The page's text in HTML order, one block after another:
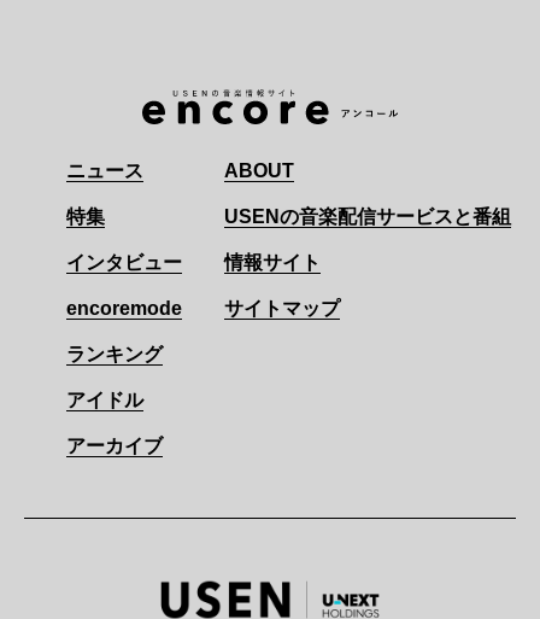
ニュース
特集
インタビュー
encoremode
ランキング
アイドル
アーカイブ
ABOUT
USENの音楽配信サービスと番組
情報サイト
サイトマップ